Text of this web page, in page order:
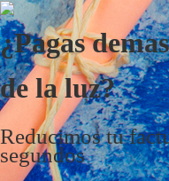
¿Pagas
de la luz?
Reducimos tu
segundos